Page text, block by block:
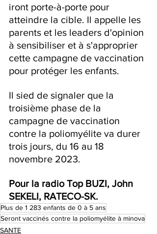
iront porte-à-porte pour
atteindre la cible. Il appelle les
parents et les leaders d'opinion
à sensibiliser et à s'approprier
cette campagne de vaccination
pour protéger les enfants.
Il sied de signaler que la
troisième phase de la
campagne de vaccination
contre la poliomyélite va durer
trois jours, du 16 au 18
novembre 2023.
Pour la radio Top BUZI, John
SEKELI, RATECO-SK.
Plus de 1 283 enfants de 0 à 5 ans
Seront vaccinés contre la poliomyélite à minova
SANTE